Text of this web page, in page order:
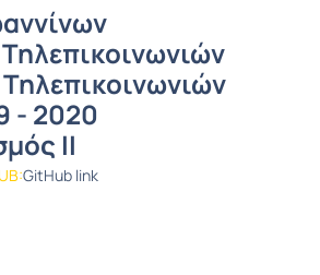
- 2020
ΙΙ
GitHub link